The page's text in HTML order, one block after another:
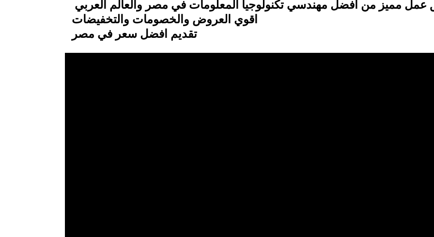
عمل مميز من افضل مهندسي تكنولوجيا المعلومات في مصر والعالم العربي
اقوي العروض والخصومات والتخفيضات
تقديم افضل سعر في مصر